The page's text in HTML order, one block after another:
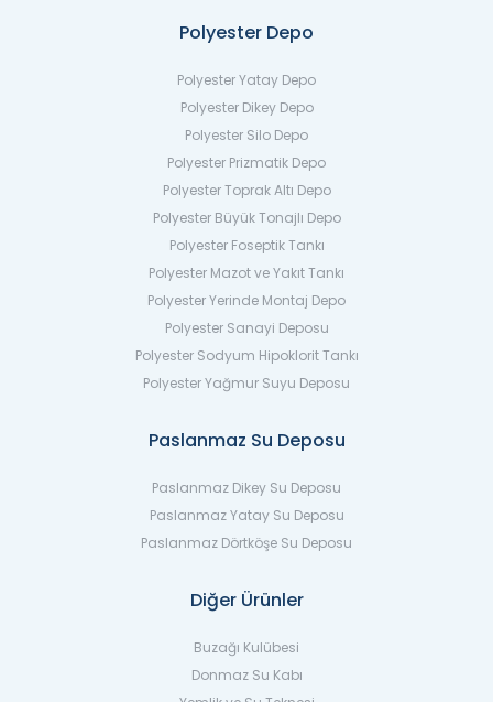
Polyester Depo
Polyester Yatay Depo
Polyester Dikey Depo
Polyester Silo Depo
Polyester Prizmatik Depo
Polyester Toprak Altı Depo
Polyester Büyük Tonajlı Depo
Polyester Foseptik Tankı
Polyester Mazot ve Yakıt Tankı
Polyester Yerinde Montaj Depo
Polyester Sanayi Deposu
Polyester Sodyum Hipoklorit Tankı
Polyester Yağmur Suyu Deposu
Paslanmaz Su Deposu
Paslanmaz Dikey Su Deposu
Paslanmaz Yatay Su Deposu
Paslanmaz Dörtköşe Su Deposu
Diğer Ürünler
Buzağı Kulübesi
Donmaz Su Kabı